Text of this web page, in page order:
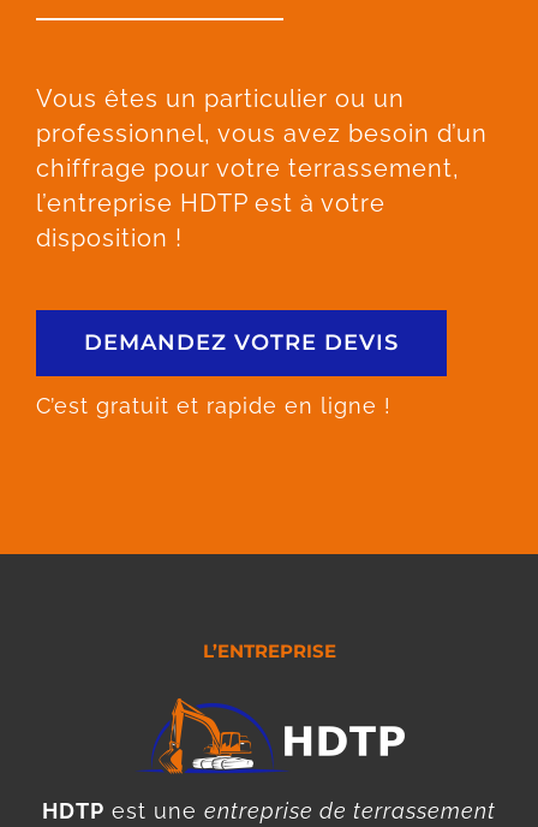
Vous êtes un particulier ou un
professionnel, vous avez besoin d’un
chiffrage pour votre terrassement,
l’entreprise HDTP est à votre
disposition !
DEMANDEZ VOTRE DEVIS
C’est gratuit et rapide en ligne !
L’ENTREPRISE
HDTP est une entreprise de terrassement